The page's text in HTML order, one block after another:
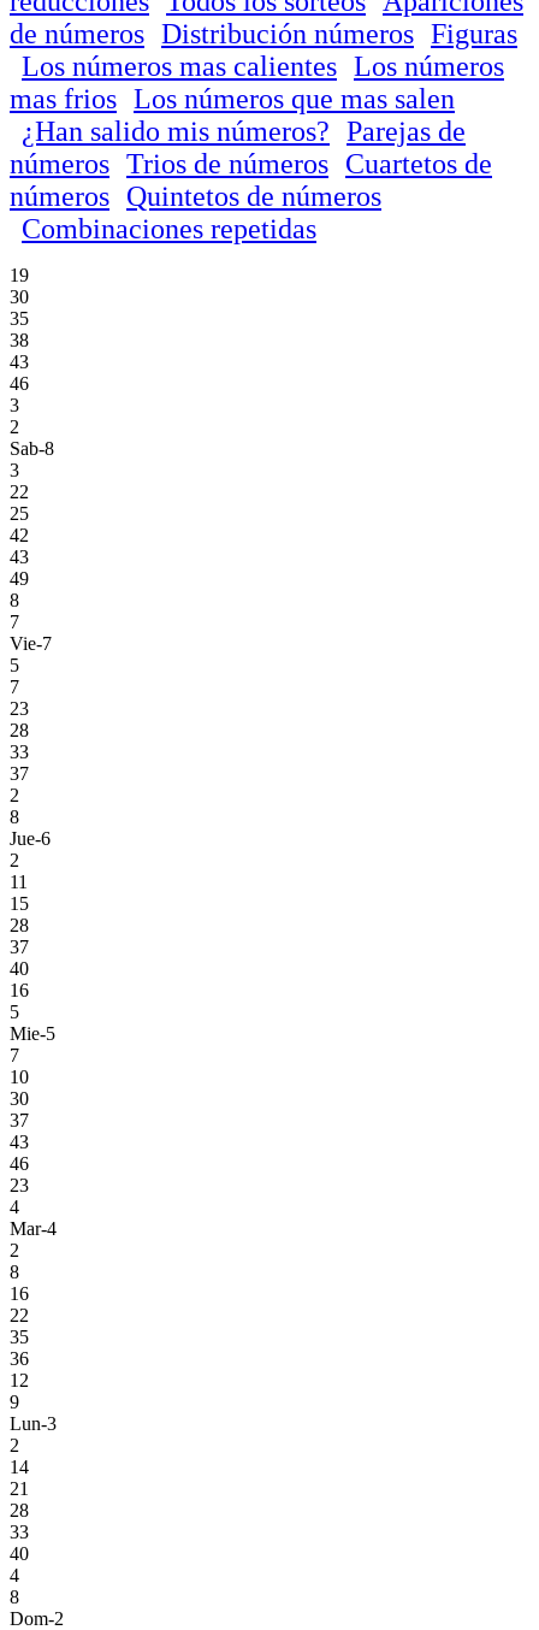
de números Distribución números Figuras
Los números mas calientes Los números
mas frios Los números que mas salen
¿Han salido mis números? Parejas de
números Trios de números Cuartetos de
números Quintetos de números
Combinaciones repetidas
19
30
35
38
43
46
3
2
Sab-8
3
22
25
42
43
49
8
7
Vie-7
5
7
23
28
33
37
2
8
Jue-6
2
11
15
28
37
40
16
5
Mie-5
7
10
30
37
43
46
23
4
Mar-4
2
8
16
22
35
36
12
9
Lun-3
2
14
21
28
33
40
4
8
Dom-2